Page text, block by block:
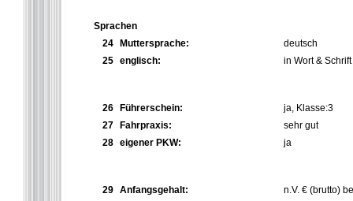
Sprachen
24
Muttersprache:
deutsch
25 englisch: in Wort & Schrift
26 Führerschein:
ja, Klasse:3
27
Fahrpraxis:
sehr gut
28 eigener PKW: ja
29 Anfangsgehalt:
n.V. € (brutto)